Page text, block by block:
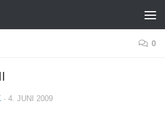
0
· 4. JUNI 2009